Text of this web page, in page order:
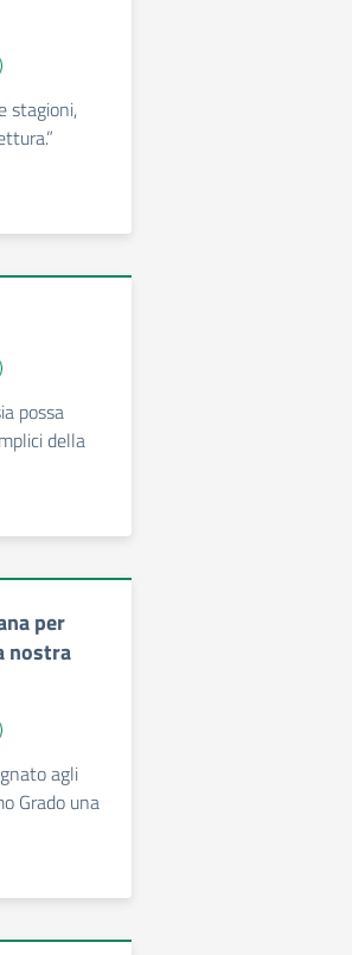
stagioni,
possa
della
per
nostra
agli
Grado una